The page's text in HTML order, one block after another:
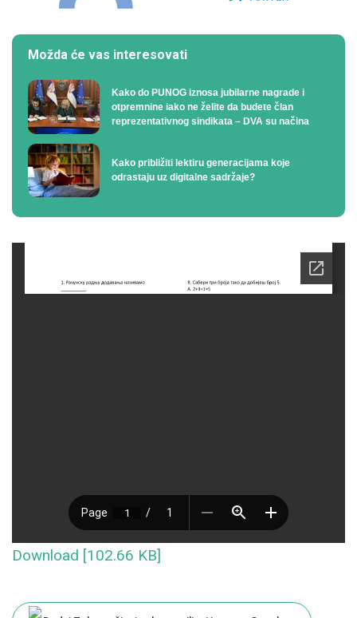
Možda će vas interesovati
Kako do PUNOG iznosa jubilarne nagrade i
otpremnine iako ne želite da budete član
reprezentativnog sindikata – DVA su načina
Kako približiti lektiru generacijama koje
odrastaju uz digitalne sadržaje?
Download [102.66 KB]